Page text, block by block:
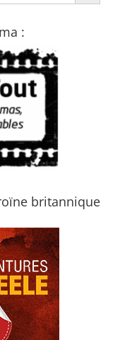
:
britannique